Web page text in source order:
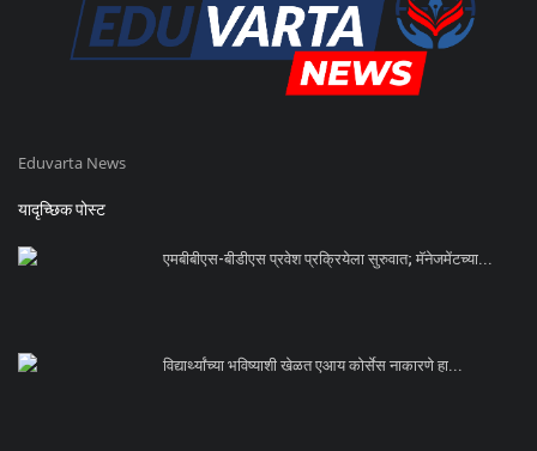
Eduvarta News
यादृच्छिक पोस्ट
एमबीबीएस-बीडीएस प्रवेश प्रक्रियेला सुरुवात; मॅनेजमेंटच्या...
विद्यार्थ्यांच्या भविष्याशी खेळत एआय कोर्सेस नाकारणे हा...